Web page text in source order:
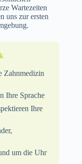
Wartezeiten
uns zur ersten
Zahnmedizin
Ihre Sprache
Ihre
um die Uhr